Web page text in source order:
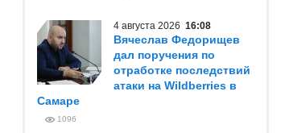
4 августа 2026 16:08
Вячеслав Федорищев
дал поручения по
отработке последствий
атаки на Wildberries в
Самаре
1096